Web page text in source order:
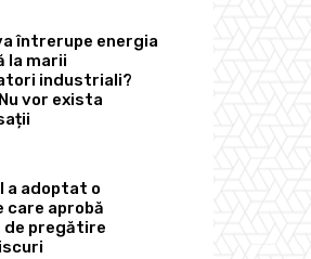
întrerupe energia
la marii
industriali?
vor exista
a adoptat o
care aprobă
de pregătire